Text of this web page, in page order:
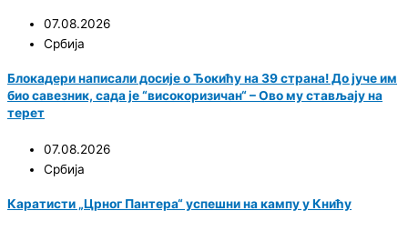
07.08.2026
Србија
Блокадери написали досије о Ђокићу на 39 страна! До јуче им
био савезник, сада је “високоризичан“ – Ово му стављају на
терет
07.08.2026
Србија
Каратисти „Црног Пантера“ успешни на кампу у Книћу